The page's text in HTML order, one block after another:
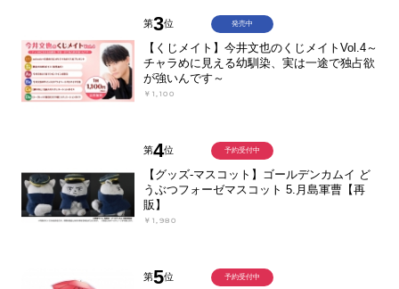
第3位
【くじメイト】今井文也のくじメイトVol.4～
チャラめに見える幼馴染、実は一途で独占欲
が強いんです～
￥1,100
発売中
第4位
【グッズ-マスコット】ゴールデンカムイ ど
うぶつフォーゼマスコット 5.月島軍曹【再
販】
￥1,980
予約受付中
第5位 予約受付中